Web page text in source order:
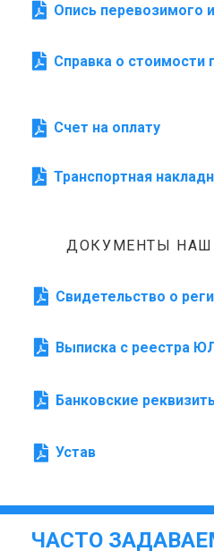
Опись перевозимого
Справка о стоимости
Счет на оплату
Транспортная
ДОКУМЕНТЫ
Свидетельство о
Выписка с реестра
Банковские
Устав
ЧАСТО